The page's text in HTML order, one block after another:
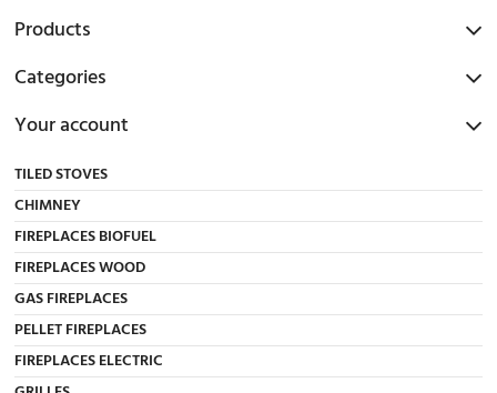
Products
Categories
Your account
TILED STOVES
CHIMNEY
FIREPLACES BIOFUEL
FIREPLACES WOOD
GAS FIREPLACES
PELLET FIREPLACES
FIREPLACES ELECTRIC